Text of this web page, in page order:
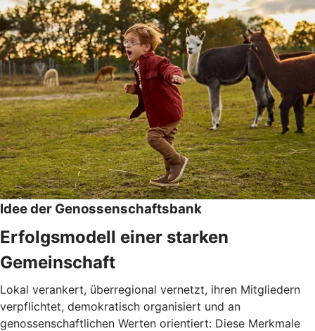
Idee der Genossenschaftsbank
Erfolgsmodell einer starken
Gemeinschaft
Lokal verankert, überregional vernetzt, ihren Mitgliedern
verpflichtet, demokratisch organisiert und an
genossenschaftlichen Werten orientiert: Diese Merkmale